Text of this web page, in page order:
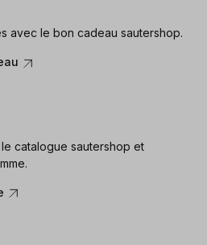
avec le bon cadeau sautershop.
catalogue sautershop et